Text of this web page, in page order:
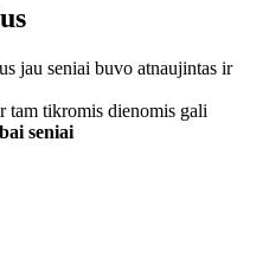
jau seniai buvo atnaujintas ir
tam tikromis dienomis gali
seniai